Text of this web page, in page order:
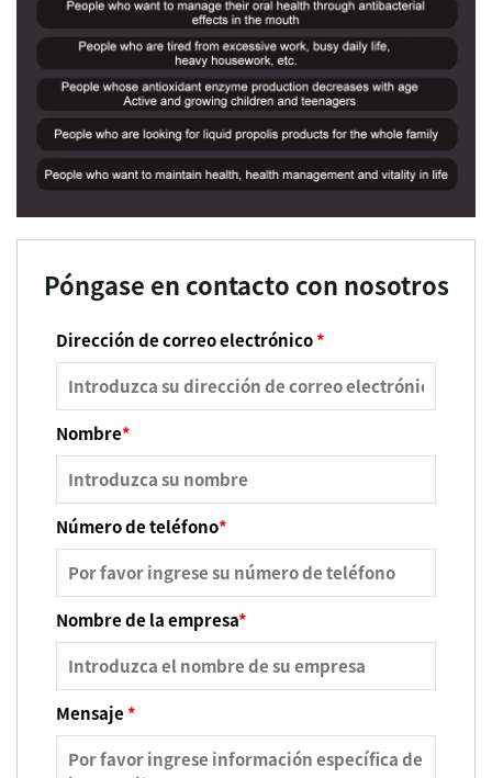
Póngase en contacto con nosotros
Dirección de correo electrónico*
Nombre*
Número de teléfono*
Nombre de la empresa*
Mensaje*